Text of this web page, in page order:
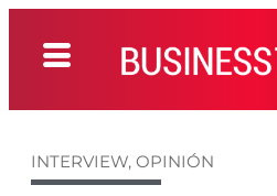
INTERVIEW, OPINIÓN